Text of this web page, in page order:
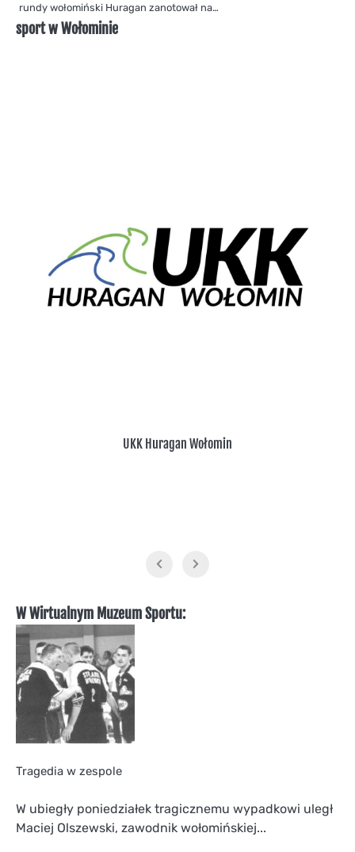
rundy wołomiński Huragan zanotował na…
sport w Wołominie
UKK Huragan Wołomin
W Wirtualnym Muzeum Sportu:
Tragedia w zespole
W ubiegły poniedziałek tragicznemu wypadkowi uległ
Maciej Olszewski, zawodnik wołomińskiej...